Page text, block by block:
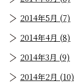
2014年5月 (7)
2014年4月 (8)
2014年3月 (9)
2014年2月 (10)